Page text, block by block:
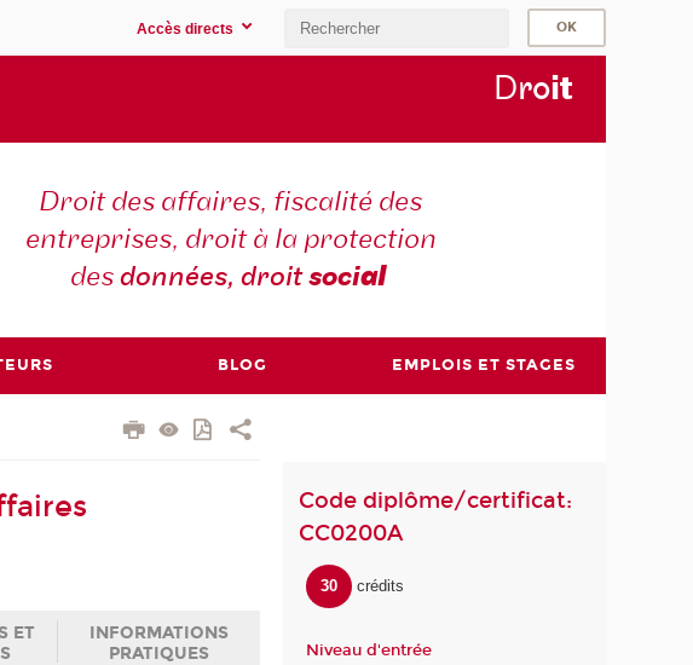
Accès directs
Droit
Droit des affaires, fiscalité des
entreprises, droit à la protection
desdonnées, droitsocial
BLOG EMPLOIS ET STAGES
ET
INFORMATIONS
PRATIQUES
Code diplôme/certificat:
CC0200A
30 crédits
Niveau d'entrée